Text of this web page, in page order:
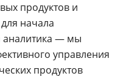
продуктов и
начала
аналитика — мы
управления
продуктов